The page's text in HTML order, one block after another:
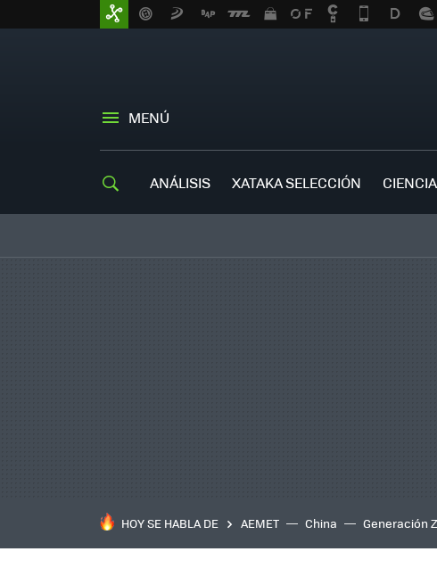
MENÚ
ANÁLISIS XATAKA SELECCIÓN CIENCIA
HOY SE HABLA DE AEMET China Generación Z